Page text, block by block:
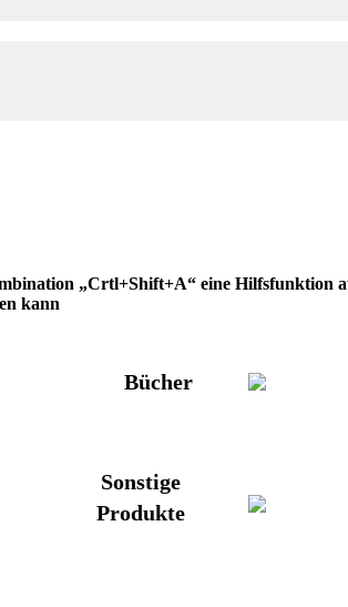
„Crtl+Shift+A“ eine Hilfsfunktion
kann
Bücher
Sonstige
Produkte